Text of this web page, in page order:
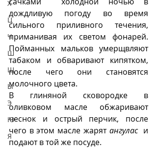
Х
Ц
Ч
Ш
Щ
Ы
Э
Ю
Я
дождливую погоду во время
сильного приливного течения,
приманивая их светом фонарей.
Пойманных мальков умерщвляют
табаком и обваривают кипятком,
после чего они становятся
молочного цвета.
В глиняной сковородке в
оливковом масле обжаривают
чеснок и острый перчик, после
чего в этом масле жарят ангулас
  и
подают в той же посуде.